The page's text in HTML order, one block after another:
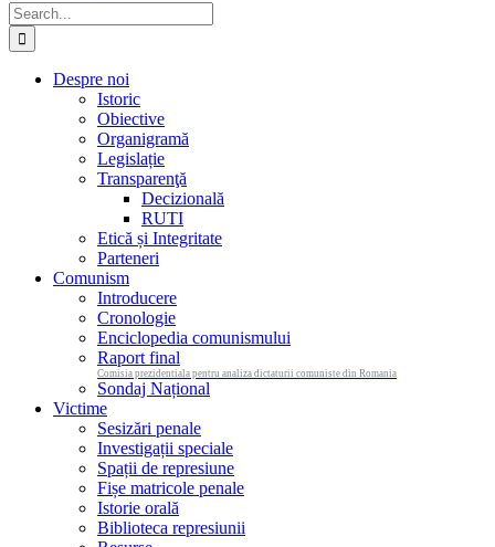
Search
for:
Despre noi
Istoric
Obiective
Organigramă
Legislație
Transparenţă
Decizională
RUTI
Etică și Integritate
Parteneri
Comunism
Introducere
Cronologie
Enciclopedia comunismului
Raport final
Comisia prezidentiala pentru analiza dictaturii comuniste din Romania
Sondaj Național
Victime
Sesizări penale
Investigații speciale
Spații de represiune
Fișe matricole penale
Istorie orală
Biblioteca represiunii